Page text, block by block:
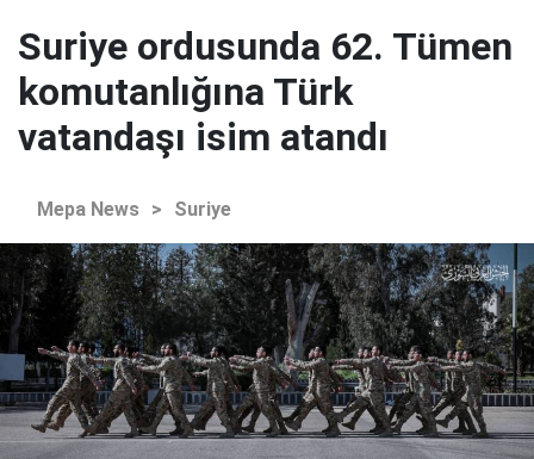
Suriye ordusunda 62. Tümen
komutanlığına Türk
vatandaşı isim atandı
Mepa News > Suriye